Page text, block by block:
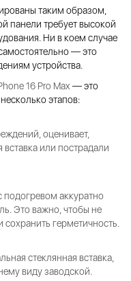
таким образом,
панели требует высокой
Ни в коем случае
— это
устройства.
16 Pro Max — это
этапов:
оценивает,
вставка или пострадали
аккуратно
Это важно, чтобы не
герметичность.
стеклянная вставка
виду заводской.